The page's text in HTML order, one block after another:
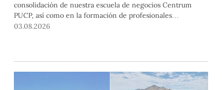
consolidación de nuestra escuela de negocios Centrum
PUCP, así como en la formación de profesionales
empresariales comprometidos con el país. Por todo ello,
03.08.2026